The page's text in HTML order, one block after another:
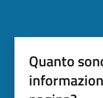
Quanto